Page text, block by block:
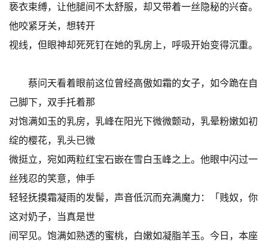
亵衣束缚，让他腿间不太舒服，却又带着一丝隐秘的兴奋。
他咬紧牙关，想转开
视线，但眼神却死死钉在她的乳房上，呼吸开始变得沉重。
蔡问天看着眼前这位曾经高傲如霜的女子，如今跪在自
己脚下，双手托着那
对饱满如玉的乳房，乳峰在阳光下微微颤动，乳晕粉嫩如初
绽的樱花，乳头已微
微挺立，宛如两粒红宝石嵌在雪白玉峰之上。他眼中闪过一
丝残忍的笑意，伸手
轻轻抚摸霜凝雨的发髻，声音低沉而充满魔力：「贱奴，你
这对奶子，当真是世
间罕见。饱满如熟透的蜜桃，白嫩如凝脂羊玉。今日，本座